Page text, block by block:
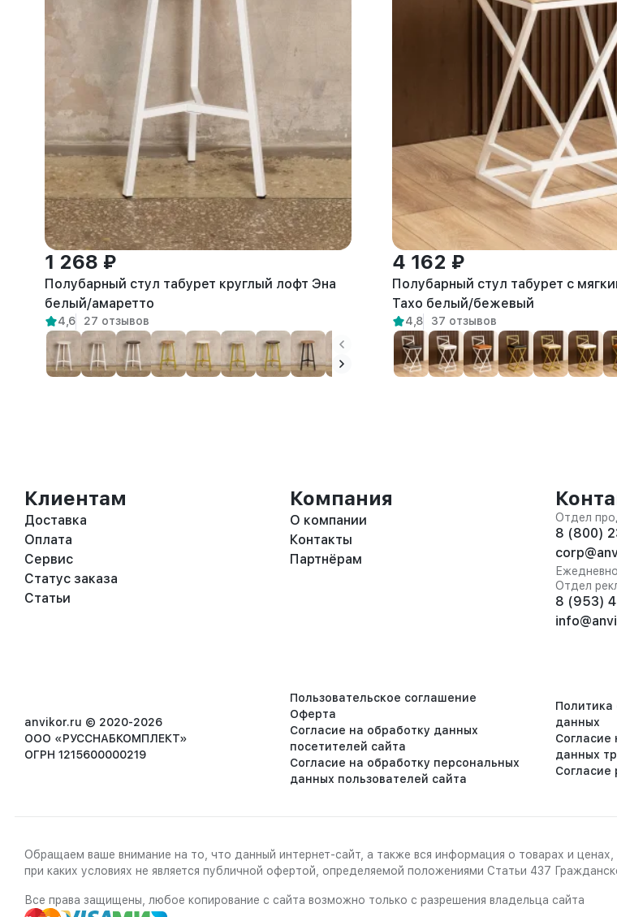
1 268 ₽
Полубарный стул табурет круглый лофт Эна
белый/амаретто
4,6 27 отзывов
4 162 ₽
Полубарный стул табурет с
Тахо белый/бежевый
4,8 37 отзывов
Клиентам
Доставка
Оплата
Сервис
Статус заказа
Статьи
Компания
О компании
Контакты
Партнёрам
Отдел
8 (800)
Отдел
8 (953)
anvikor.ru © 2020-2026
ООО «РУССНАБКОМПЛЕКТ»
ОГРН 1215600000219
Пользовательское соглашение
Оферта
Согласие на обработку данных
посетителей сайта
Согласие на обработку персональных
данных пользователей сайта
Политика
данных
Согласие
данных
Согласие
Обращаем ваше внимание на то, что данный интернет-сайт, а также вся информация о товарах и
при каких условиях не является публичной офертой, определяемой положениями Статьи 437
Все права защищены, любое копирование с сайта возможно только с разрешения владельца сайта